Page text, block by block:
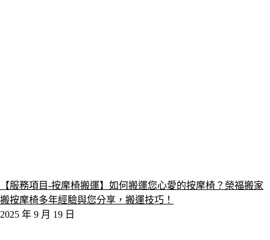
【服務項目-按摩椅搬運】如何搬運您心愛的按摩椅？榮福搬家
搬按摩椅多年經驗與您分享，搬運技巧！
2025 年 9 月 19 日